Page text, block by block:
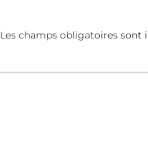
Les champs obligatoires sont